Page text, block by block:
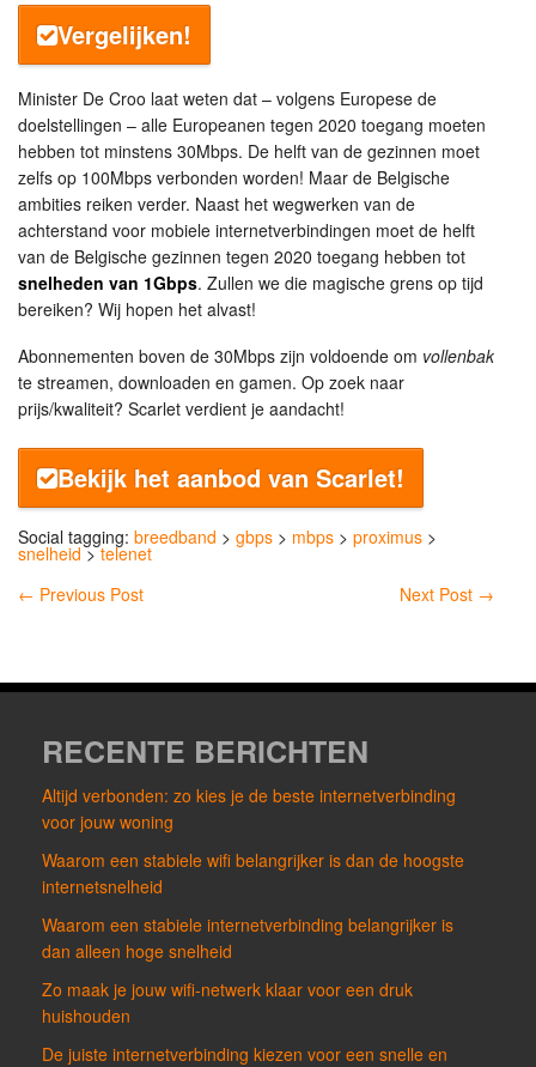
Vergelijken!
Minister De Croo laat weten dat – volgens Europese de
doelstellingen – alle Europeanen tegen 2020 toegang moeten
hebben tot minstens 30Mbps. De helft van de gezinnen moet
zelfs op 100Mbps verbonden worden! Maar de Belgische
ambities reiken verder. Naast het wegwerken van de
achterstand voor mobiele internetverbindingen moet de helft
van de Belgische gezinnen tegen 2020 toegang hebben tot
snelheden van 1Gbps. Zullen we die magische grens op tijd
bereiken? Wij hopen het alvast!
Abonnementen boven de 30Mbps zijn voldoende om vollenbak
te streamen, downloaden en gamen. Op zoek naar
prijs/kwaliteit? Scarlet verdient je aandacht!
Bekijk het aanbod van Scarlet!
Social tagging: breedband > gbps > mbps > proximus >
snelheid>telenet
← Previous Post Next Post →
RECENTE BERICHTEN
Altijd verbonden: zo kies je de beste internetverbinding
voor jouw woning
Waarom een stabiele wifi belangrijker is dan de hoogste
internetsnelheid
Waarom een stabiele internetverbinding belangrijker is
dan alleen hoge snelheid
Zo maak je jouw wifi-netwerk klaar voor een druk
huishouden
De juiste internetverbinding kiezen voor een snelle en